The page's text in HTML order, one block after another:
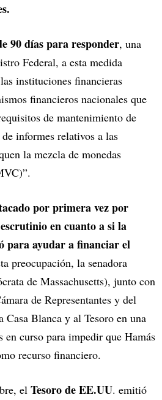
90 días para responder, una
Federal, a esta medida
instituciones financieras
financieros nacionales que
de mantenimiento de
informes relativos a las
la mezcla de monedas
por primera vez por
en cuanto a si la
para ayudar a financiar el
preocupación, la senadora
de Massachusetts), junto con
de Representantes y del
Casa Blanca y al Tesoro en una
en curso para impedir que Hamás
recurso financiero.
el Tesoro de EE.UU. emitió